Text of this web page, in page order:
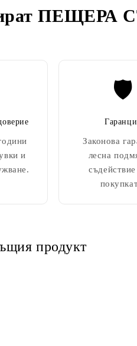
ПЕЩЕРА
и
🛡️
Законова
лесна
съдействие
продукт